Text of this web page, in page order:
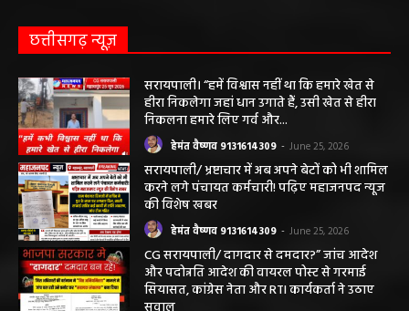
छत्तीसगढ़ न्यूज़
सरायपाली। “हमें विश्वास नहीं था कि हमारे खेत से
हीरा निकलेगा जहां धान उगाते हैं, उसी खेत से हीरा
निकलना हमारे लिए गर्व और...
हेमंत वैष्णव 9131614309 - June 25, 2026
सरायपाली/ भ्रष्टाचार में अब अपने बेटों को भी शामिल
करने लगे पंचायत कर्मचारी! पढ़िए महाजनपद न्यूज
की विशेष खबर
हेमंत वैष्णव 9131614309 - June 25, 2026
CG सरायपाली/ दागदार से दमदार?” जांच आदेश
और पदोन्नति आदेश की वायरल पोस्ट से गरमाई
सियासत, कांग्रेस नेता और RTI कार्यकर्ता ने उठाए